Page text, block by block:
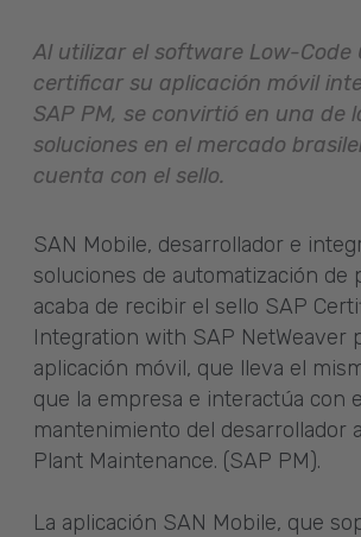
Al utilizar el software Low-Code
certificar su aplicación móvil
SAP PM, se convirtió en una de
soluciones en el mercado
cuenta con el sello.
SAN Mobile, desarrollador e
soluciones de automatización de
acaba de recibir el sello SAP
Integration with SAP NetWeaver
aplicación móvil, que lleva el
que la empresa e interactúa con
mantenimiento del desarrollador
Plant Maintenance. (SAP PM).
La aplicación SAN Mobile, que